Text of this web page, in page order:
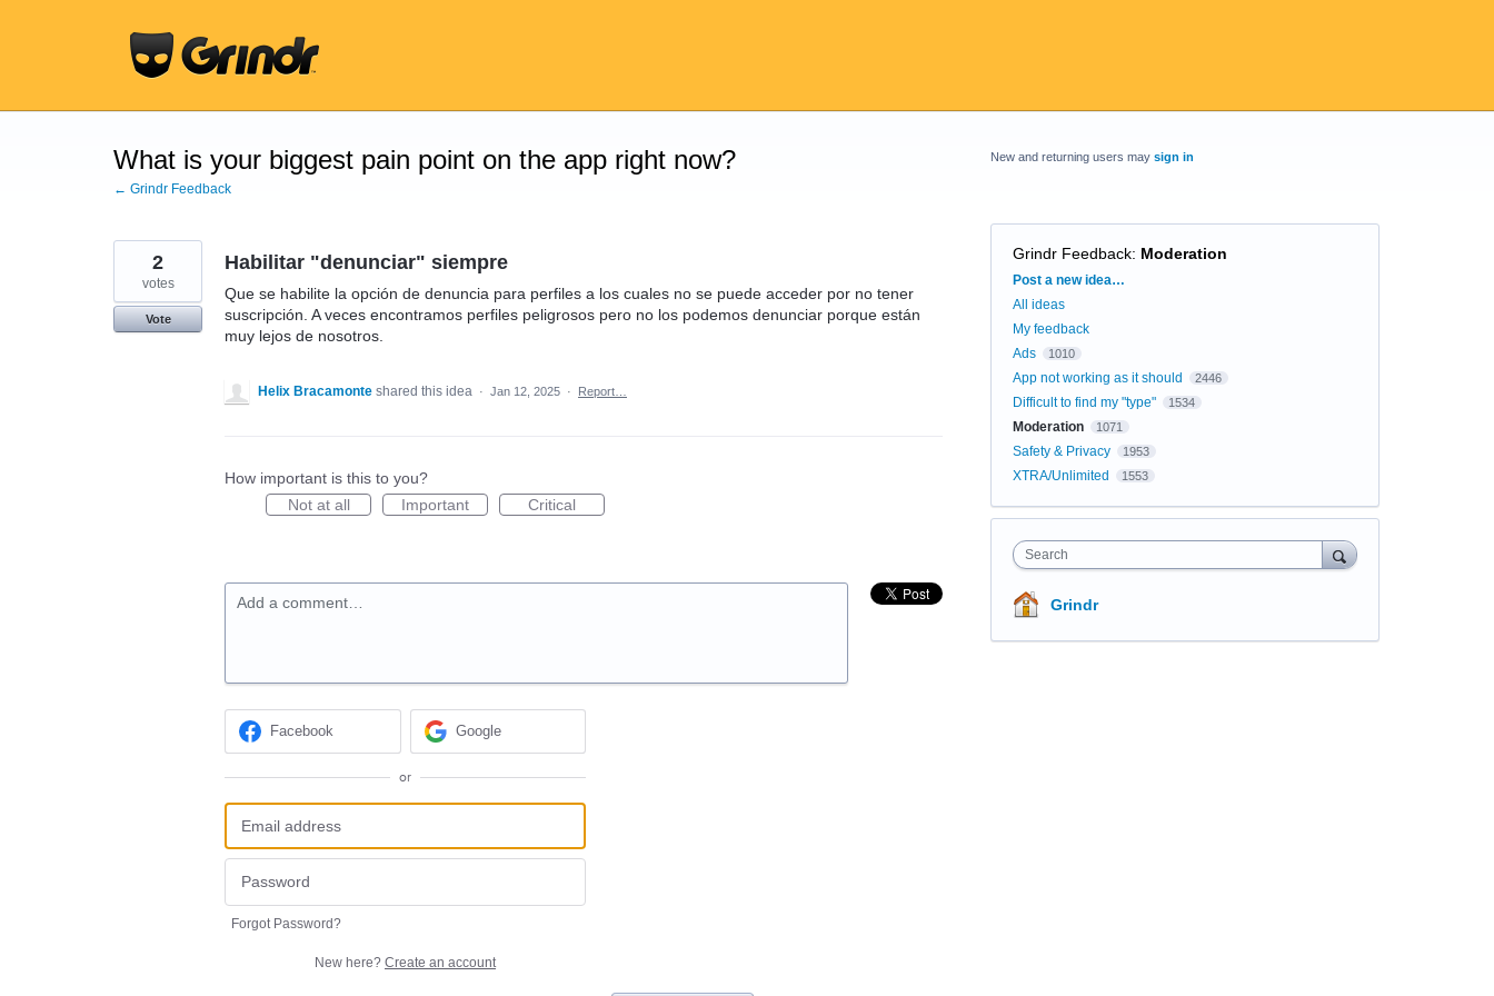
What is your biggest pain point on the app right now?
← Grindr Feedback
Habilitar "denunciar" siempre
Que se habilite la opción de denuncia para perfiles a los cuales no se puede acceder por no tener
suscripción. A veces encontramos perfiles peligrosos pero no los podemos denunciar porque están
muy lejos de nosotros.
2
votes
Vote
Helix Bracamonte shared this idea · Jan 12, 2025 · Report…
How important is this to you?
Not at all
Important Critical
Add a comment…
Facebook Google
or
Forgot Password?
New here? Create an account
New and returning users may sign in
Grindr Feedback: Moderation
Categories
Post a new idea…
All ideas
My feedback
Ads
1010
App not working as it should 2446
Difficult to find my "type" 1534
Moderation 1071
Safety & Privacy 1953
XTRA/Unlimited 1553
Search
Grindr